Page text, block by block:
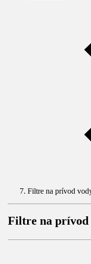
Filtre na prívod
Filtre na prívod